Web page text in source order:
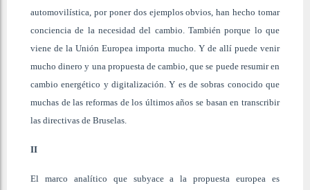
automovilística, por poner dos ejemplos obvios, han hecho tomar
conciencia de la necesidad del cambio. También porque lo que
viene de la Unión Europea importa mucho. Y de allí puede venir
mucho dinero y una propuesta de cambio, que se puede resumir en
cambio energético y digitalización. Y es de sobras conocido que
muchas de las reformas de los últimos años se basan en transcribir
las directivas de Bruselas.
II
El marco analítico que subyace a la propuesta europea es